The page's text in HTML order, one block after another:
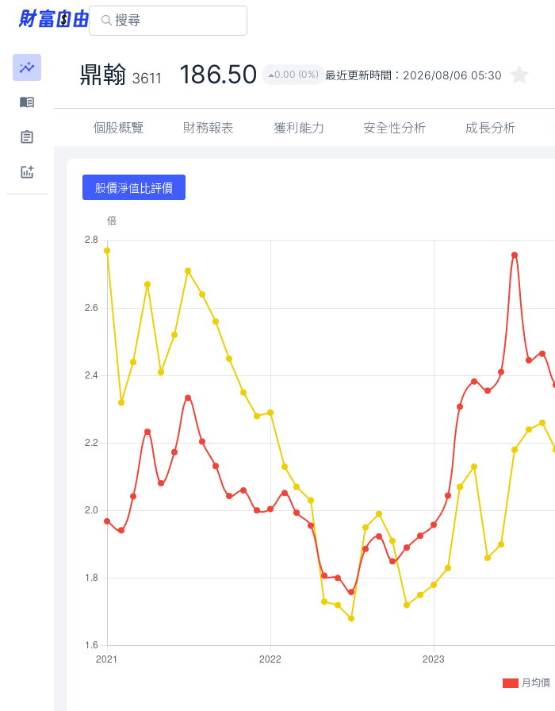
鼎翰 3611 186.50 0.00 (0%) 最近更新時間： 2026/08/06 05:30
個股概覽 財務報表 獲利能力 安全性分析 成長分析
股價淨值比評價
月均價